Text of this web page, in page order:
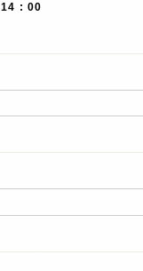
14 : 00